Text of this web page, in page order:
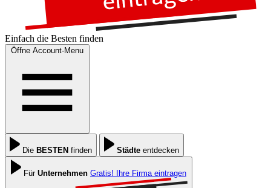
Einfach die Besten finden
Öffne Account-Menu
Die BESTEN finden Städte entdecken
Für Unternehmen Gratis! Ihre Firma eintragen